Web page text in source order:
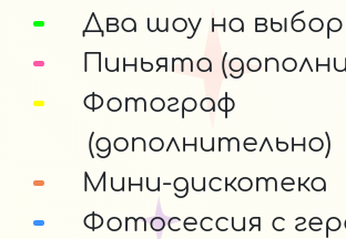
Два шоу на выбор
Пиньята
Фотограф
(дополнительно)
Мини-дискотека
Фотосессия с